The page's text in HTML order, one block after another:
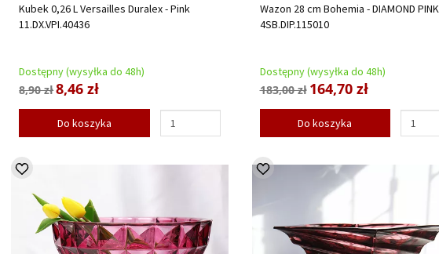
Kubek 0,26 L Versailles Duralex - Pink
11.DX.VPI.40436
Dostępny (wysyłka do 48h)
8,90 zł8,46 zł
Do koszyka
Wazon 28 cm Bohemia - DIAMOND PINK
4SB.DIP.115010
Dostępny (wysyłka do 48h)
183,00 zł 164,70 zł
Do koszyka